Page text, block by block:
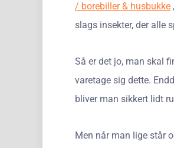
/ borebiller & husbukke
slags insekter, der alle
Så er det jo, man skal
varetage sig dette.
bliver man sikkert lidt
Men når man lige står